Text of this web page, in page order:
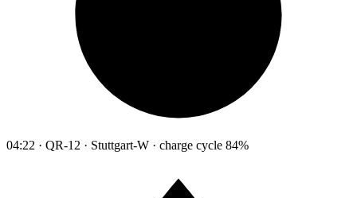
04:22 · QR-12 · Stuttgart-W · charge cycle 84%